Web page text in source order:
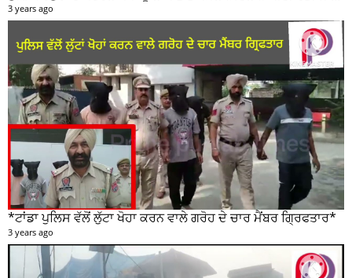
3 years ago
*ਟਾਂਡਾ ਪੁਲਿਸ ਵੱਲੋਂ ਲੁੱਟਾ ਖੋਹਾ ਕਰਨ ਵਾਲੇ ਗਰੋਹ ਦੇ ਚਾਰ ਮੈਂਬਰ ਗ੍ਰਿਫਤਾਰ*
3 years ago